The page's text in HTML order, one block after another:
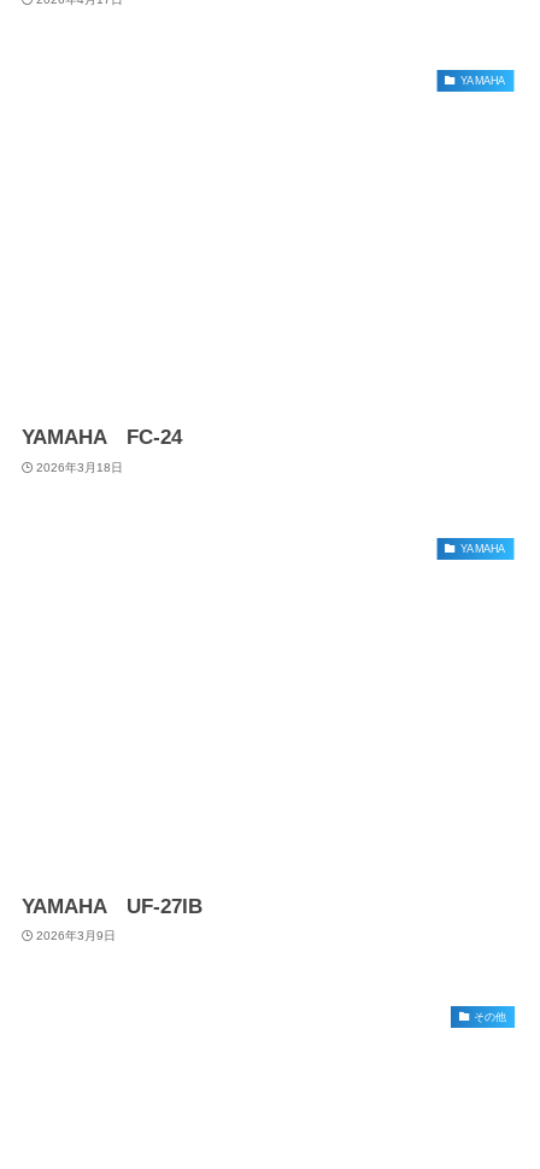
YAMAHA
YAMAHA FC-24
2026年3月18日
YAMAHA
YAMAHA UF-27IB
2026年3月9日
その他